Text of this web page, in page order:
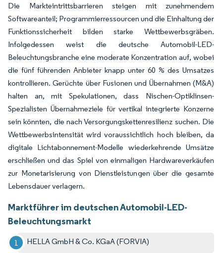
Die Markteintrittsbarrieren steigen mit zunehmendem
Softwareanteil; Programmierressourcen und die Einhaltung der
Funktionssicherheit bilden starke Wettbewerbsgräben.
Infolgedessen weist die deutsche Automobil-LED-
Beleuchtungsbranche eine moderate Konzentration auf, wobei
die fünf führenden Anbieter knapp unter 60 % des Umsatzes
kontrollieren. Gerüchte über Fusionen und Übernahmen (M&A)
halten an, mit Spekulationen, dass Nischen-Optiklinsen-
Spezialisten Übernahmeziele für vertikal integrierte Konzerne
sein könnten, die nach Versorgungskettenresilienz suchen. Die
Wettbewerbsintensität wird voraussichtlich hoch bleiben, da
digitale Lichtabonnement-Modelle wiederkehrende Umsätze
erschließen und das Spiel von einmaligen Hardwareverkäufen
zur Monetarisierung von Dienstleistungen über die gesamte
Lebensdauer verlagern.
Marktführer im deutschen Automobil-LED-
Beleuchtungsmarkt
HELLA GmbH & Co. KGaA (FORVIA)